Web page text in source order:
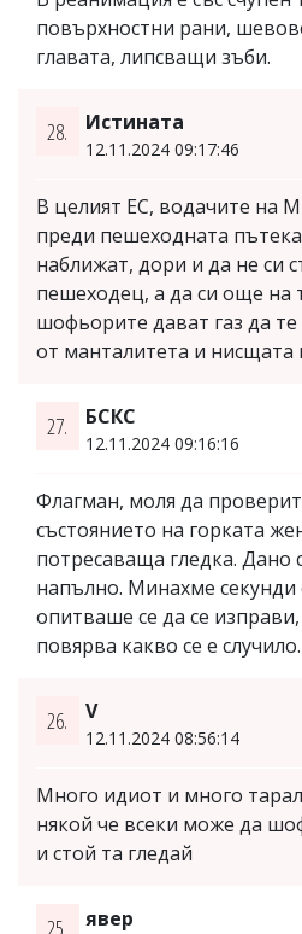
повърхностни рани,
главата, липсващи зъби.
28. Истината
12.11.2024 09:17:46
В целият ЕС, водачите на
преди пешеходната
наближат, дори и да не си
пешеходец, а да си още на
шофьорите дават газ да
от манталитета и нисщата
27. БСКС
12.11.2024 09:16:16
Флагман, моля да
състоянието на горката
потресаваща гледка. Дано
напълно. Минахме секунди
опитваше се да се
повярва какво се е случило.
26. V
12.11.2024 08:56:14
Много идиот и много
някой че всеки може да
и стой та гледай
25. явер